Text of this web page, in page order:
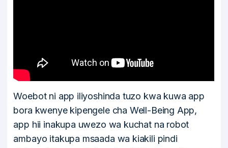
Woebot ni app iliyoshinda tuzo kwa kuwa app
bora kwenye kipengele cha Well-Being App,
app hii inakupa uwezo wa kuchat na robot
ambayo itakupa msaada wa kiakili pindi